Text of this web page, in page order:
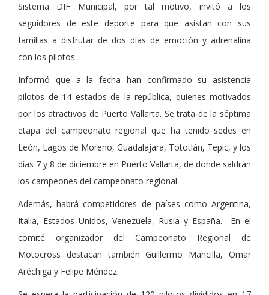
Sistema DIF Municipal, por tal motivo, invitó a los
seguidores de este deporte para que asistan con sus
familias a disfrutar de dos días de emoción y adrenalina
con los pilotos.
Informó que a la fecha han confirmado su asistencia
pilotos de 14 estados de la república, quienes motivados
por los atractivos de Puerto Vallarta. Se trata de la séptima
etapa del campeonato regional que ha tenido sedes en
León, Lagos de Moreno, Guadalajara, Tototlán, Tepic, y los
días 7 y 8 de diciembre en Puerto Vallarta, de donde saldrán
los campeones del campeonato regional.
Además, habrá competidores de países como Argentina,
Italia, Estados Unidos, Venezuela, Rusia y España. En el
comité organizador del Campeonato Regional de
Motocross destacan también Guillermo Mancilla, Omar
Aréchiga y Felipe Méndez.